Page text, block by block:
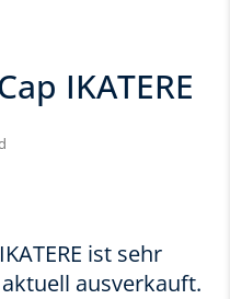
IKATERE
ist sehr
ausverkauft.